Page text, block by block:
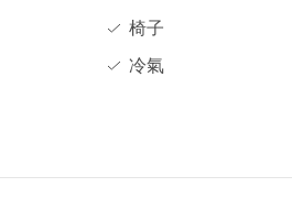
椅子
冷氣